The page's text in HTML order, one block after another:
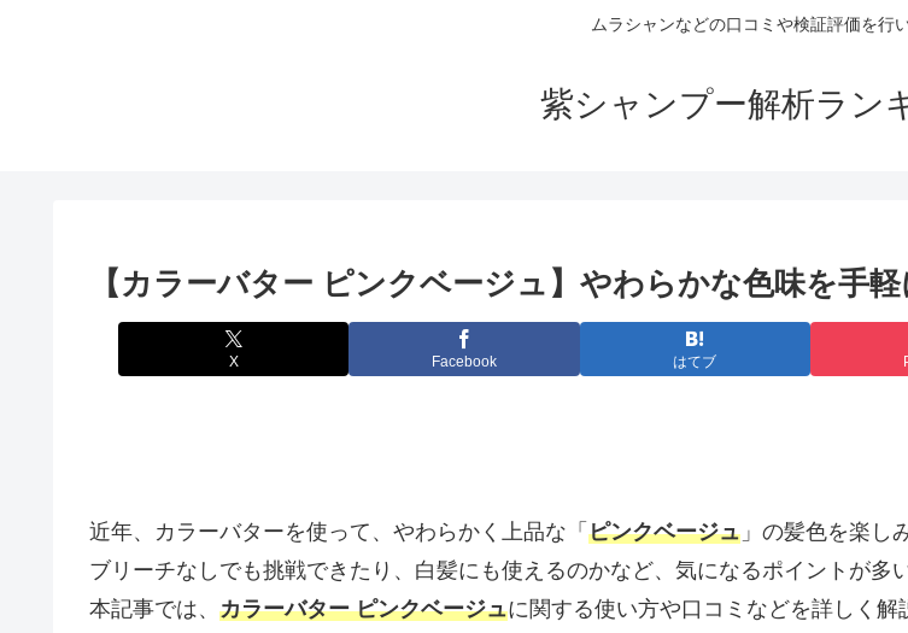
ムラシャンなどの口コミや検証評価を行
紫シャンプー解析ラン
【カラーバター ピンクベージュ】やわらかな色味を手
X Facebook はてブ
近年、カラーバターを使って、やわらかく上品な「 ピンクベージュ 」の髪色を楽し
ブリーチなしでも挑戦できたり、白髪にも使えるのかなど、気になるポイントが多
本記事では、 カラーバター ピンクベージュに関する使い方や口コミなどを詳しく解